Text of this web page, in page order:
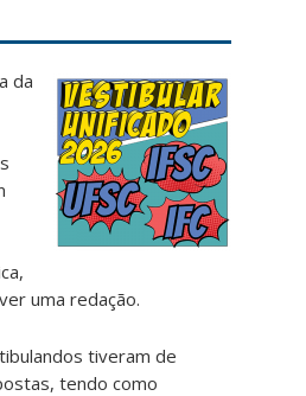
da
uma redação.
tiveram de
tendo como